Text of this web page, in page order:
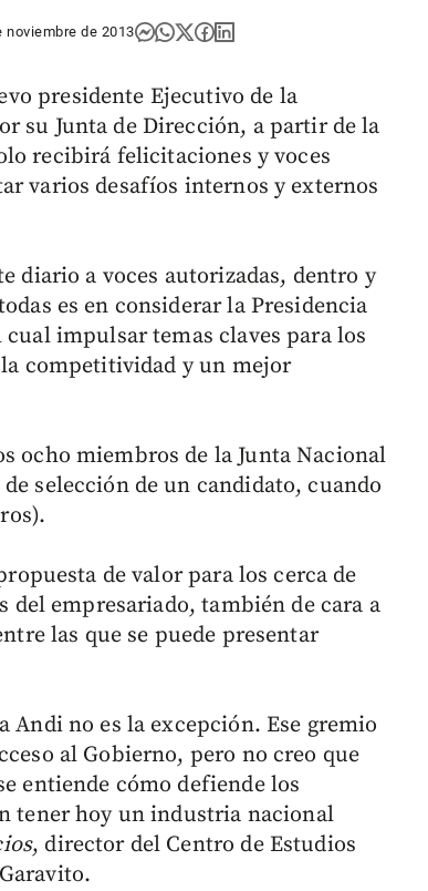
noviembre de 2013
presidente Ejecutivo de la
su Junta de Dirección, a partir de la
recibirá felicitaciones y voces
varios desafíos internos y externos
diario a voces autorizadas, dentro y
es en considerar la Presidencia
impulsar temas claves para los
competitividad y un mejor
ocho miembros de la Junta Nacional
selección de un candidato, cuando
de valor para los cerca de
del empresariado, también de cara a
las que se puede presentar
no es la excepción. Ese gremio
al Gobierno, pero no creo que
entiende cómo defiende los
tener hoy un industria nacional
, director del Centro de Estudios